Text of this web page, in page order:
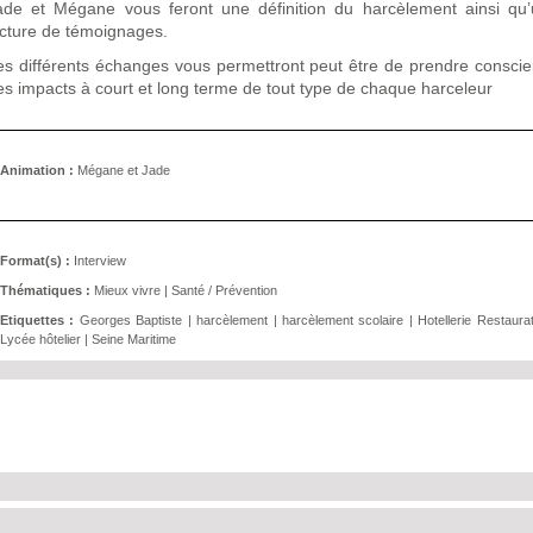
et Mégane vous feront une définition du harcèlement ainsi
de témoignages.
différents échanges vous permettront peut être de prendre
impacts à court et long terme de tout type de chaque harceleur
Animation : Mégane et Jade
Format(s) : Interview
Thématiques : Mieux vivre | Santé / Prévention
Etiquettes : Georges Baptiste |harcèlement | harcèlement scolaire | Hotellerie
Lycée hôtelier | Seine Maritime